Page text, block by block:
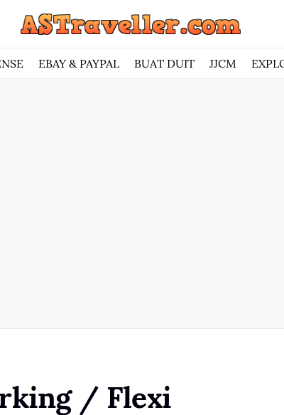
EBAY & PAYPAL BUAT DUIT JJCM
/ Flexi